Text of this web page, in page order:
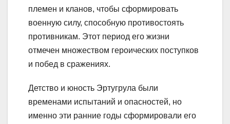
племен и кланов, чтобы сформировать
военную силу, способную противостоять
противникам. Этот период его жизни
отмечен множеством героических поступков
и побед в сражениях.
Детство и юность Эртугрула были
временами испытаний и опасностей, но
именно эти ранние годы сформировали его